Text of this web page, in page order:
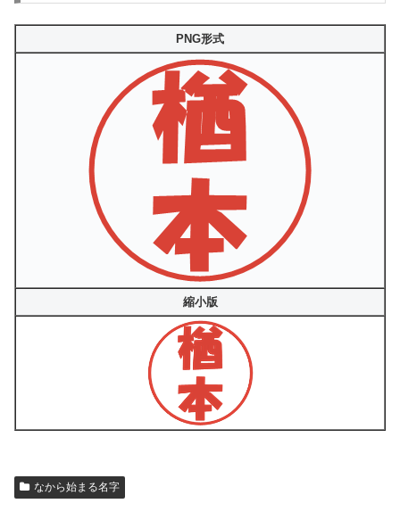
PNG形式
縮小版
なから始まる名字